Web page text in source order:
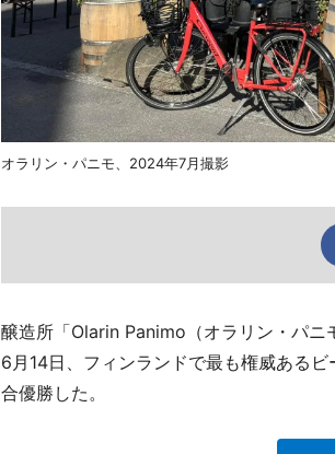
オラリン・パニモ、2024年7月撮影
醸造所「Olarin Panimo（オラリン・パ
6月14日、フィンランドで最も権威ある
合優勝した。